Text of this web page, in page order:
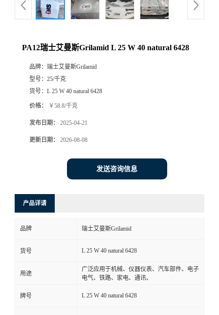
PA12瑞士艾曼斯Grilamid L 25 W 40 natural 6428
品牌： 瑞士艾曼斯Grilamid
型号： 25/千克
货号： L 25 W 40 natural 6428
价格： ￥58.8/千克
发布日期： 2025-04-21
更新日期： 2026-08-08
发送咨询信息
产品详请
品牌 瑞士艾曼斯Grilamid
货号 L 25 W 40 natural 6428
用途
广泛应用于机械、仪器仪表、汽车部件、电子
电气、铁路、家电、通讯、
牌号 L 25 W 40 natural 6428